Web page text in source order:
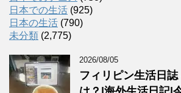
日本での生活 (925)
日本の生活 (790)
未分類 (2,775)
2026/08/05
フィリピン生活日